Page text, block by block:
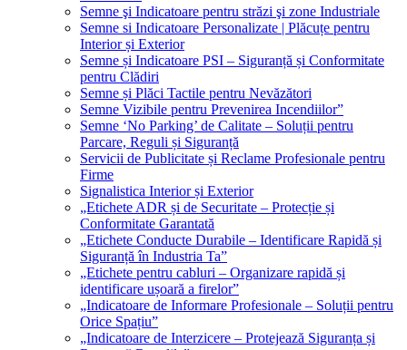
Semne şi Indicatoare pentru străzi şi zone Industriale
Semne si Indicatoare Personalizate | Plăcuțe pentru
Interior și Exterior
Semne și Indicatoare PSI – Siguranță și Conformitate
pentru Clădiri
Semne și Plăci Tactile pentru Nevăzători
Semne Vizibile pentru Prevenirea Incendiilor”
Semne ‘No Parking’ de Calitate – Soluții pentru
Parcare, Reguli și Siguranță
Servicii de Publicitate și Reclame Profesionale pentru
Firme
Signalistica Interior și Exterior
„Etichete ADR și de Securitate – Protecție și
Conformitate Garantată
„Etichete Conducte Durabile – Identificare Rapidă și
Siguranță în Industria Ta”
„Etichete pentru cabluri – Organizare rapidă și
identificare ușoară a firelor”
„Indicatoare de Informare Profesionale – Soluții pentru
Orice Spațiu”
„Indicatoare de Interzicere – Protejează Siguranța și